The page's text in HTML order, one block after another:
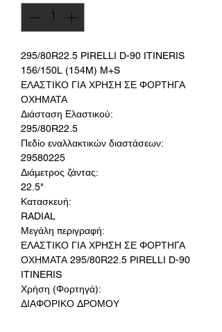
295/80R22.5 PIRELLI D-90 ITINERIS
156/150L (154M) M+S
ΕΛΑΣΤΙΚΟ ΓΙΑ ΧΡΗΣΗ ΣΕ ΦΟΡΤΗΓΑ
ΟΧΗΜΑΤΑ
Διάσταση Ελαστικού:
295/80R22.5
Πεδίο εναλλακτικών διαστάσεων:
29580225
Διάμετρος ζάντας:
22.5"
Κατασκευή:
RADIAL
Μεγάλη περιγραφή:
ΕΛΑΣΤΙΚΟ ΓΙΑ ΧΡΗΣΗ ΣΕ ΦΟΡΤΗΓΑ
ΟΧΗΜΑΤΑ 295/80R22.5 PIRELLI D-90
ITINERIS
Χρήση (Φορτηγά):
ΔΙΑΦΟΡΙΚΟ ΔΡΟΜΟΥ